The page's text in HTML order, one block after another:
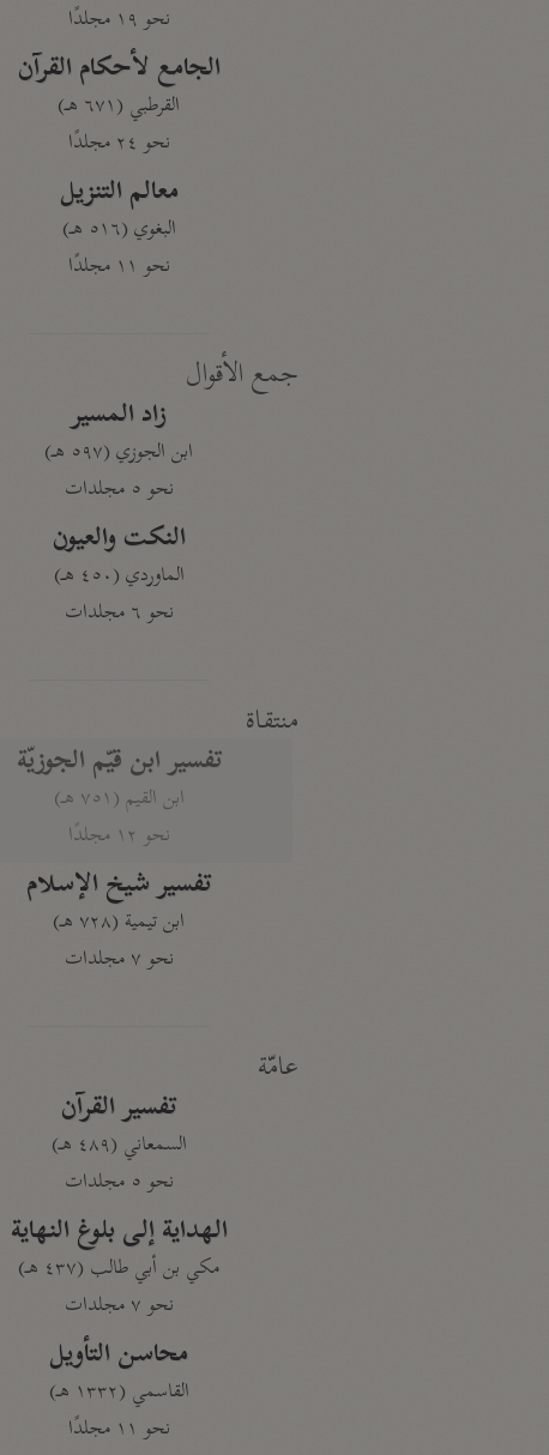
نحو ١٩ مجلدًا
الجامع لأحكام القرآن
القرطبي (٦٧١ هـ)
نحو ٢٤ مجلدًا
معالم التنزيل
البغوي (٥١٦ هـ)
نحو ١١ مجلدًا
جمع الأقوال
زاد المسير
ابن الجوزي (٥٩٧ هـ)
نحو ٥ مجلدات
النكت والعيون
الماوردي (٤٥٠ هـ)
نحو ٦ مجلدات
منتقاة
تفسير ابن قيّم الجوزيّة
ابن القيم (٧٥١ هـ)
نحو ١٢ مجلدًا
تفسير شيخ الإسلام
ابن تيمية (٧٢٨ هـ)
نحو ٧ مجلدات
عامّة
تفسير القرآن
السمعاني (٤٨٩ هـ)
نحو ٥ مجلدات
الهداية إلى بلوغ النهاية
مكي بن أبي طالب (٤٣٧ هـ)
نحو ٧ مجلدات
محاسن التأويل
القاسمي (١٣٣٢ هـ)
نحو ١١ مجلدًا